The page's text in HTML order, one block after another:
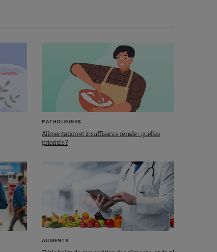
PATHOLOGIES
Alimentation et insuffisance rénale : quelles
priorités ?
ALIMENTS